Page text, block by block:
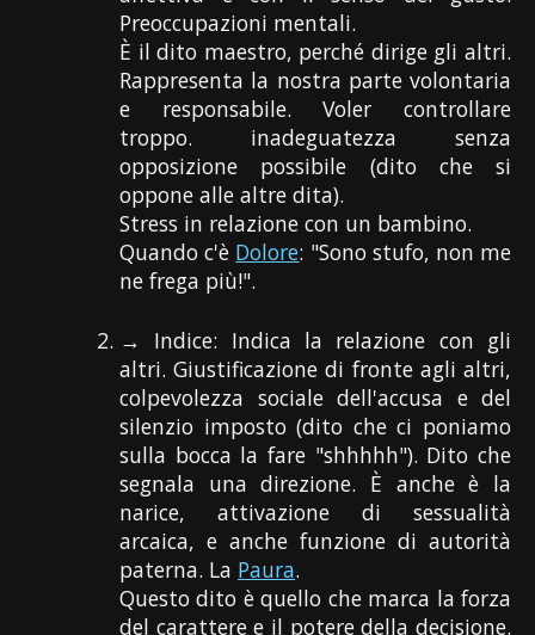
Preoccupazioni mentali.
È il dito maestro, perché dirige gli altri.
Rappresenta la nostra parte volontaria
e responsabile. Voler controllare
troppo. inadeguatezza senza
opposizione possibile (dito che si
oppone alle altre dita).
Stress in relazione con un bambino.
Quando c'è Dolore: "Sono stufo, non me
ne frega più!".
→ Indice: Indica la relazione con gli
altri. Giustificazione di fronte agli altri,
colpevolezza sociale dell'accusa e del
silenzio imposto (dito che ci poniamo
sulla bocca la fare "shhhhh"). Dito che
segnala una direzione. È anche è la
narice, attivazione di sessualità
arcaica, e anche funzione di autorità
paterna. La Paura.
Questo dito è quello che marca la forza
del carattere e il potere della decisione.